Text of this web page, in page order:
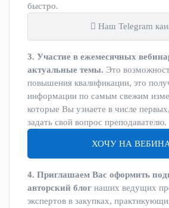
быстро.
Наш Telegram
3. Участие в ежемесячных
актуальные темы. Это
повышения квалификации, это
информации по самым свежим
которые Вы узнаете в числе
задать свой вопрос преподавателю.
ХОЧУ НА
4. Приглашаем Вас оформить
авторский блог наших ведущих
экспертов в закупках,